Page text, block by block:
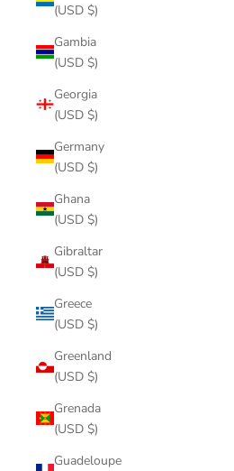
(USD $)
Gambia
(USD $)
Georgia
(USD $)
Germany
(USD $)
Ghana
(USD $)
Gibraltar
(USD $)
Greece
(USD $)
Greenland
(USD $)
Grenada
(USD $)
Guadeloupe